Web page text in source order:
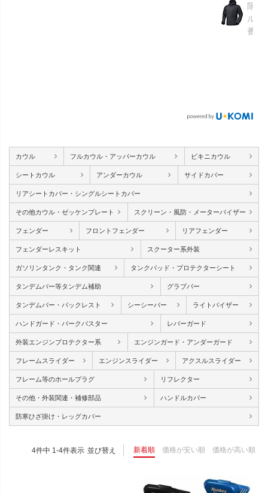
限り
ルメ
番：
カウル フルカウル・アッパーカウル ビキニカウル
シートカウル アンダーカウル サイドカバー
リアシートカバー・シングルシートカバー
その他カウル・ゼッケンプレート スクリーン・風防・メーターバイザー
フェンダー フロントフェンダー リアフェンダー
フェンダーレスキット スクーター系外装
ガソリンタンク・タンク関連 タンクパッド・プロテクターシート
タンデムバー等タンデム補助 グラブバー
タンデムバー・バックレスト シーシーバー ライトバイザー
ハンドガード・バークバスター レバーガード
外装エンジンプロテクター系 エンジンガード・アンダーガード
フレームスライダー エンジンスライダー アクスルスライダー
フレーム等のホールプラグ リフレクター
その他・外装関連・補修部品 ハンドルカバー
防寒ひざ掛け・レッグカバー
並び替え 新着順 価格が安い順 価格が高い順
4件中 1-4件表示